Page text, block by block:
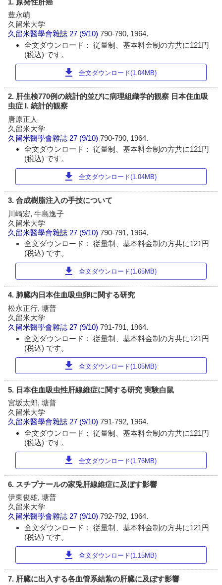
豊永萌
久留米大学
久留米醫學會雜誌 27 (9/10)790-790, 1964.
全文ダウンロード： 従量制、基本料金制の方共に121円
(税込) です。
download 全文ダウンロード(1.04MB)
2. 肝生検770例の統計的並びに病理組織学的観察 日本住血吸
虫症 I. 統計的観察
唐原正人
久留米大学
久留米醫學會雜誌 27 (9/10)790-790, 1964.
全文ダウンロード： 従量制、基本料金制の方共に121円
(税込) です。
download 全文ダウンロード(1.04MB)
3. 合成樹脂注入の手技について
川崎宏, 牛島逸子
久留米大学
久留米醫學會雜誌 27 (9/10)790-791, 1964.
全文ダウンロード： 従量制、基本料金制の方共に121円
(税込) です。
download 全文ダウンロード(1.65MB)
4. 肺臓内日本住血吸虫卵に関する研究
松永正行, 塘普
久留米大学
久留米醫學會雜誌 27 (9/10)791-791, 1964.
全文ダウンロード： 従量制、基本料金制の方共に121円
(税込) です。
download 全文ダウンロード(1.05MB)
5. 日本住血吸虫性肝線維症に関する研究 実験白鼠
宮坂太郎, 塘普
久留米大学
久留米醫學會雜誌 27 (9/10)791-792, 1964.
全文ダウンロード： 従量制、基本料金制の方共に121円
(税込) です。
download 全文ダウンロード(1.76MB)
6. スチプナールの家兎肝線維症に及ぼす影響
伊東俊雄, 塘普
久留米大学
久留米醫學會雜誌 27 (9/10)792-792, 1964.
全文ダウンロード： 従量制、基本料金制の方共に121円
(税込) です。
download 全文ダウンロード(1.15MB)
7. 肝臓に出入する各血管系結紮の肝臓に及ぼす影響